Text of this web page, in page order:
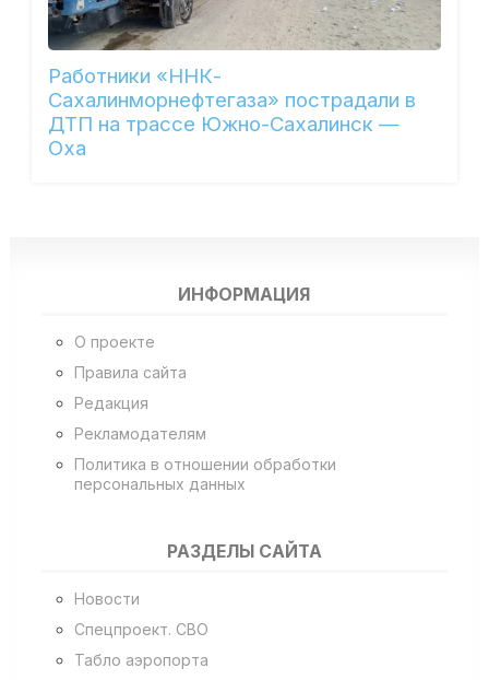
Работники «ННК-
Сахалинморнефтегаза» пострадали в
ДТП на трассе Южно-Сахалинск —
Оха
ИНФОРМАЦИЯ
О проекте
Правила сайта
Редакция
Рекламодателям
Политика в отношении обработки
персональных данных
РАЗДЕЛЫ САЙТА
Новости
Спецпроект. СВО
Табло аэропорта